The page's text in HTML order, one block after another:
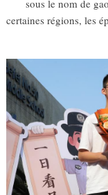
sous le nom de
certaines régions, les